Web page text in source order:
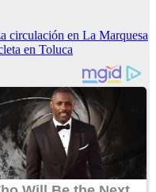
circulación en La Marquesa
en Toluca